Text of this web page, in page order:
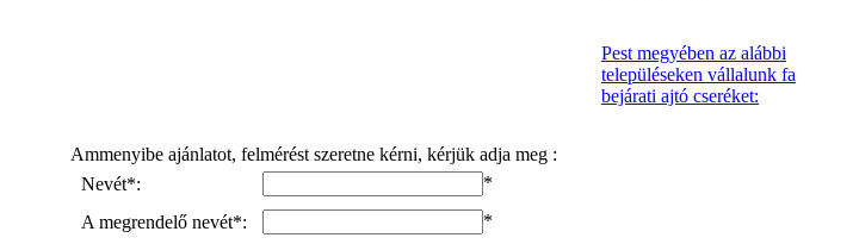
Ammenyibe ajánlatot, felmérést szeretne kérni, kérjük adja meg :
Nevét*:
*
A megrendelő nevét*:
*
Pest megyében az alábbi
településeken vállalunk fa
bejárati ajtó cseréket: